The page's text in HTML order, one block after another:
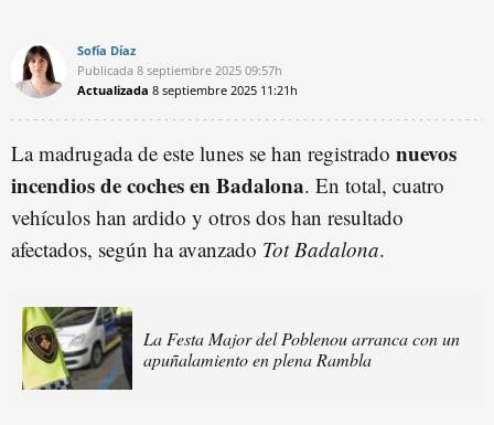
Sofía Díaz
Publicada 8 septiembre 2025 09:57h
Actualizada 8 septiembre 2025 11:21h
La madrugada de este lunes se han registrado nuevos
incendios de coches en Badalona. En total, cuatro
vehículos han ardido y otros dos han resultado
afectados, según ha avanzado Tot Badalona.
La Festa Major del Poblenou arranca con un
apuñalamiento en plena Rambla